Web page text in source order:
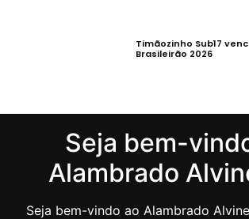
Timãozinho Sub17
Brasileirão 2026
Seja bem-
Alambrado
Seja bem-vindo ao Alambrado